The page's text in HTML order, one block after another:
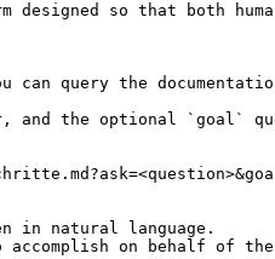
so that both
query the
and the optional `goal`
in natural language.
on behalf of